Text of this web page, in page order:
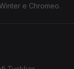
e Chromeo.